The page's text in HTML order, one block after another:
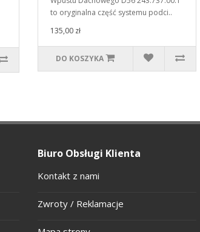
to oryginalna część systemu podci..
135,00 zł
DO KOSZYKA
Biuro Obsługi Klienta
Kontakt z nami
Zwroty / Reklamacje